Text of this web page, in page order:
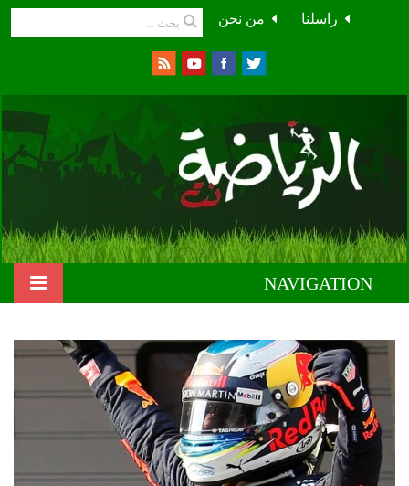
من نحن راسلنا
NAVIGATION